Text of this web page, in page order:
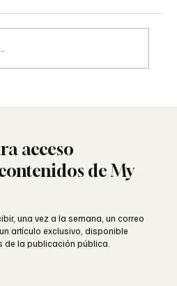
acceso
de My
una vez a la semana, un correo
artículo exclusivo, disponible
de la publicación pública.